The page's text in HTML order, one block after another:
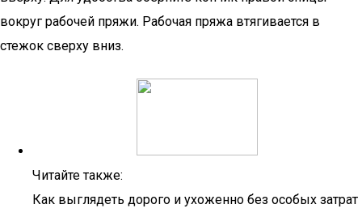
вокруг рабочей пряжи. Рабочая пряжа втягивается в
стежок сверху вниз.
Читайте также:
Как выглядеть дорого и ухоженно без особых затрат